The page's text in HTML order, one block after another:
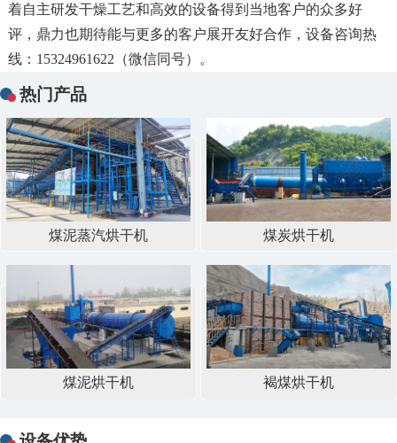
着自主研发干燥工艺和高效的设备得到当地客户的众多好
评，鼎力也期待能与更多的客户展开友好合作，设备咨询热
线：15324961622（微信同号）。
热门产品
煤泥蒸汽烘干机 煤炭烘干机
煤泥烘干机 褐煤烘干机